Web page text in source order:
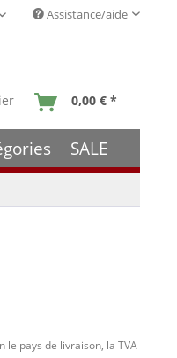
Assistance/aide
0,00 € *
SALE
le pays de livraison, la TVA